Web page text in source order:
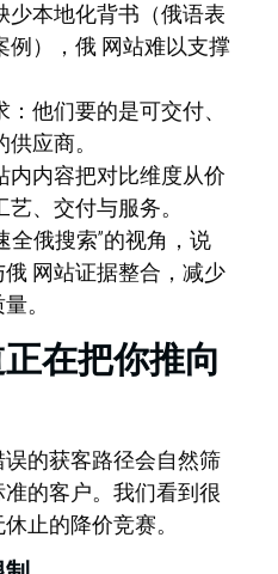
少本地化背书（俄语表
例），俄 网站难以支撑
他们要的是可交付、
应商。
内内容把对比维度从价
、交付与服务。
全俄搜索”的视角，说
网站证据整合，减少
。
在把你推向
误的获客路径会自然筛
的客户。我们看到很
止的降价竞赛。